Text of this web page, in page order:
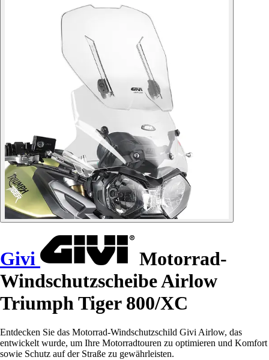
Givi
Motorrad-
Windschutzscheibe Airlow
Triumph Tiger 800/XC
Entdecken Sie das Motorrad-Windschutzschild Givi Airlow, das
entwickelt wurde, um Ihre Motorradtouren zu optimieren und Komfort
sowie Schutz auf der Straße zu gewährleisten.